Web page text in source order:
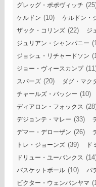
グレッグ・ポポヴィッチ
ケルドン (10) ケルドン・
ザック・コリンズ (22) ジ
ジュリアン・シャンパニー
ジョシュ・リチャードソン
ジョー・ヴィースカンプ
スパーズ (20) ダグ・マク
チャールズ・バッシー (10)
ディアロン・フォックス
デジョンテ・マレー (33)
デマー・デローザン (26)
トレ・ジョーンズ (39) ド
ドリュー・ユーバンクス
バスケットボール (10) パ
ビクター・ウェンバンヤマ